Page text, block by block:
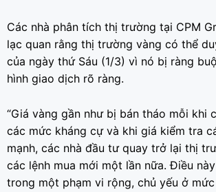
Các nhà phân tích thị trường tại CPM
lạc quan rằng thị trường vàng có thể
của ngày thứ Sáu (1/3) vì nó bị ràng
hình giao dịch rõ ràng.
“Giá vàng gần như bị bán tháo mỗi khi
các mức kháng cự và khi giá kiểm tra
mạnh, các nhà đầu tư quay trở lại thị
các lệnh mua mới một lần nữa. Điều
trong một phạm vi rộng, chủ yếu ở